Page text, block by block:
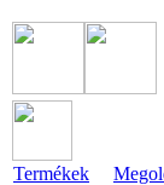
Termékek